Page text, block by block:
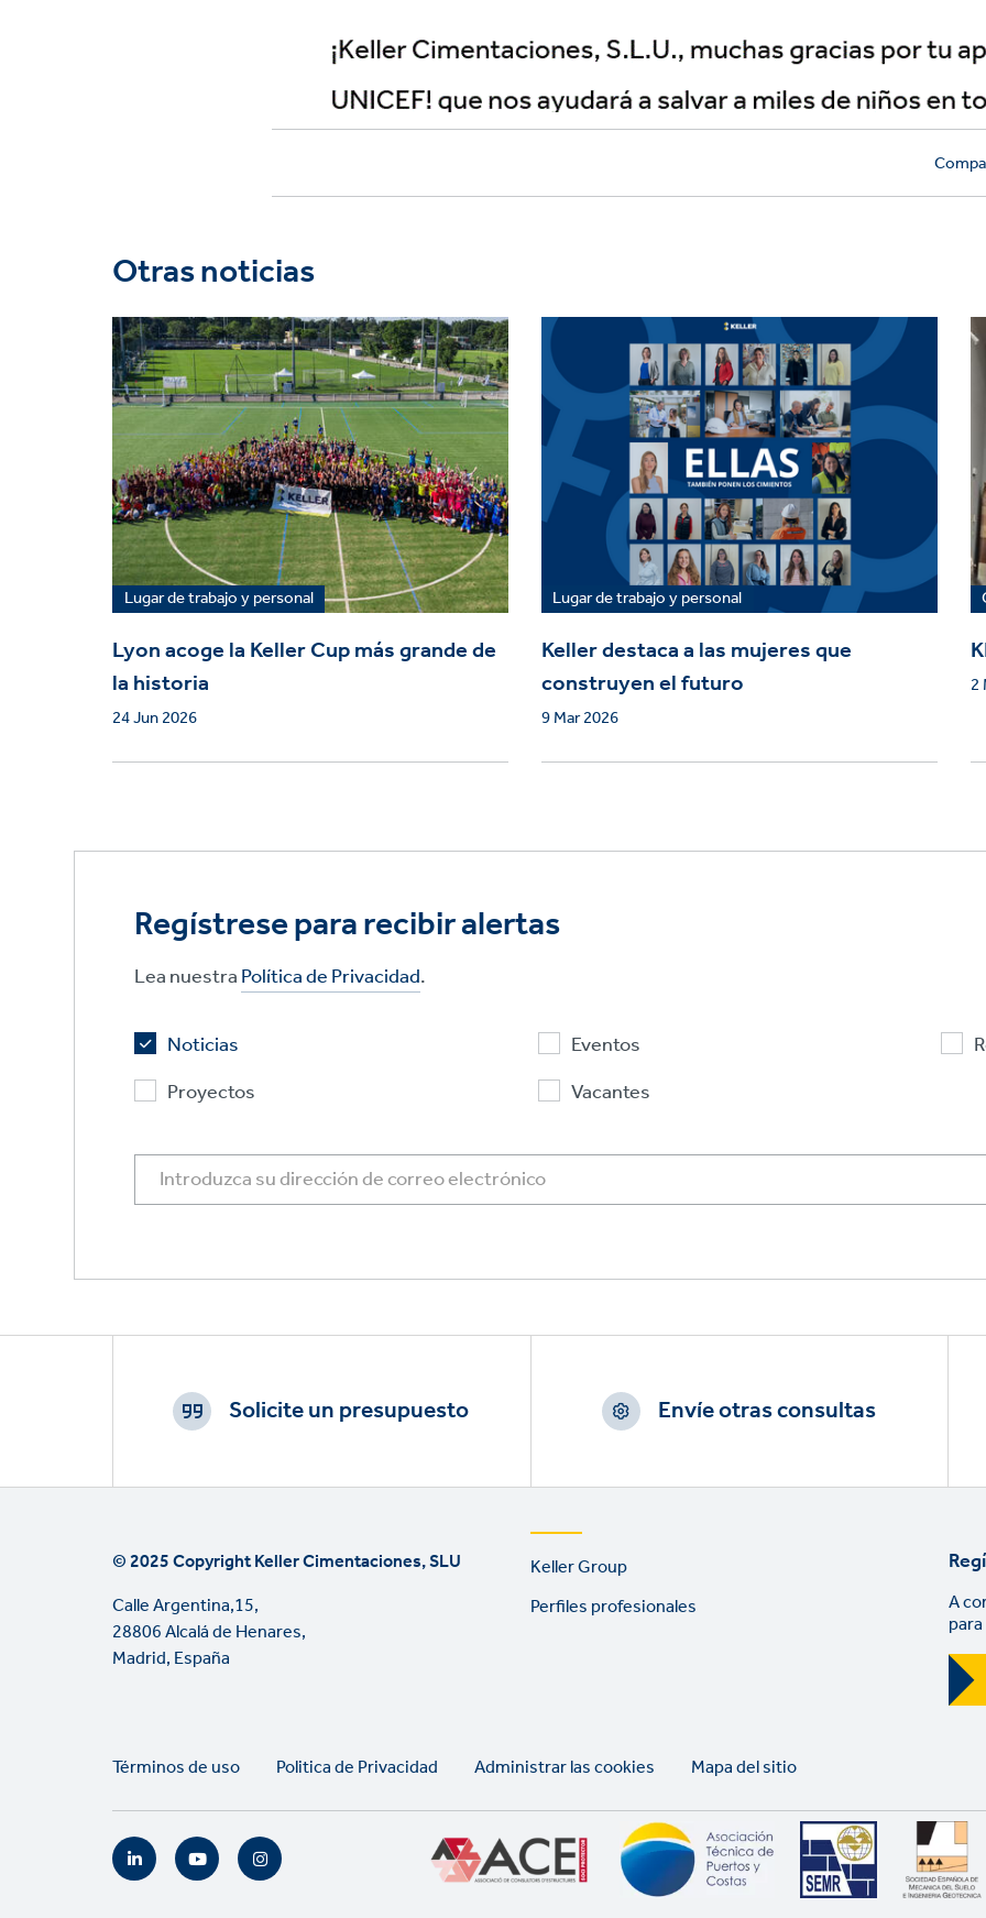
Otras noticias
Lugar de trabajo y personal
Lyon acoge la Keller Cup más grande de
la historia
24 Jun 2026
Lugar de trabajo y personal
Keller destaca a las mujeres que
construyen el futuro
9 Mar 2026
2
Regístrese para recibir alertas
Lea nuestraPolítica de Privacidad.
Noticias
Eventos
Proyectos
Vacantes
Footer
Solicite un presupuesto Envíe otras consultas
© 2025 Copyright Keller Cimentaciones, SLU
Calle Argentina,15,
28806 Alcalá de Henares,
Madrid, España
Footer
Keller Group
Perfiles profesionales
A
Legal
Términos de uso Politica de Privacidad Administrar las cookies Mapa del sitio
Social
links